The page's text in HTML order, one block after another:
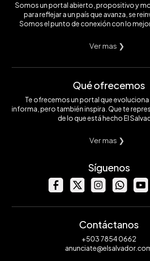
Somos un portal abierto, propositivo y
para reflejar a un país que avanza, se
Somos el punto de conexión con lo mejor
Ver mas ❯
Qué ofrecemos
Te ofrecemos un portal que
informa, pero también inspira. Que te
de lo que está hecho El
Ver mas ❯
Síguenos
Contáctanos
+503 7854 0662